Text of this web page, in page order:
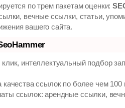
по трем пакетам оценки:
вечные ссылки, статьи,
вашего сайта.
интеллектуальный подбор
ссылок по более чем
ссылок: арендные ссылки,